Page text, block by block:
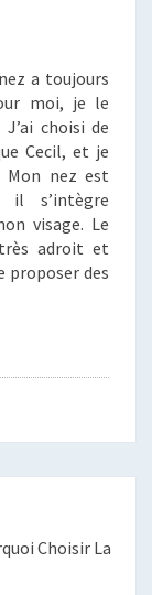
a toujours
moi, je le
choisi de
Cecil, et je
Mon nez est
s’intègre
visage. Le
adroit et
proposer des
Choisir La